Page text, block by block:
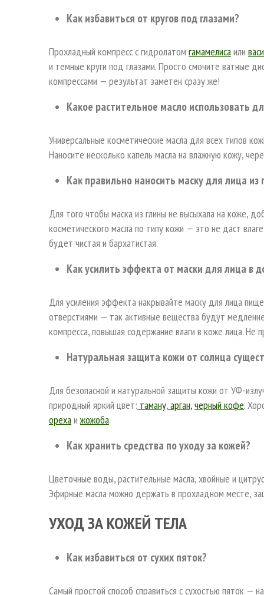
Как избавиться от кругов под глазами?
Прохладный компресс с гидролатом гамамелисаили
и темные круги под глазами. Просто смочите ватные
компрессами — результат заметен сразу же!
Какое растительное масло использовать
Универсальные косметические масла для всех типов
Наносите несколько капель масла на влажную кожу,
Как правильно наносить маску для лица из
Для того чтобы маска из глины не высыхала на коже,
косметического масла по типу кожи — это не даст
будет чистая и бархатистая.
Как усилить эффекта от маски для лица в
Для усиления эффекта накрывайте маску для лица
отверстиями — так активные вещества будут
компресса, повышая содержание влаги в коже лица.
Натуральная защита кожи от солнца
Для безопасной и натуральной защиты кожи от УФ-
природный яркий цвет: таману,арган,черный кофе.
орехаижожоба.
Как хранить средства по уходу за кожей?
Цветочные воды, растительные масла, хвойные и
Эфирные масла можно держать в прохладном месте,
УХОД ЗА КОЖЕЙ ТЕЛА
Как избавиться от сухих пяток?
Самый простой способ справиться с сухостью пяток —